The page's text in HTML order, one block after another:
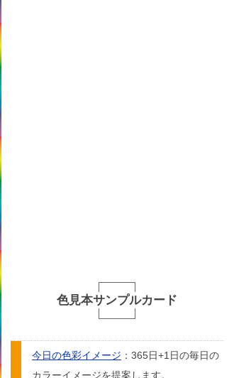
色見本サンプルカード
今日の色彩イメージ ：365日+1日の毎日の
カラーイメージを提案します。